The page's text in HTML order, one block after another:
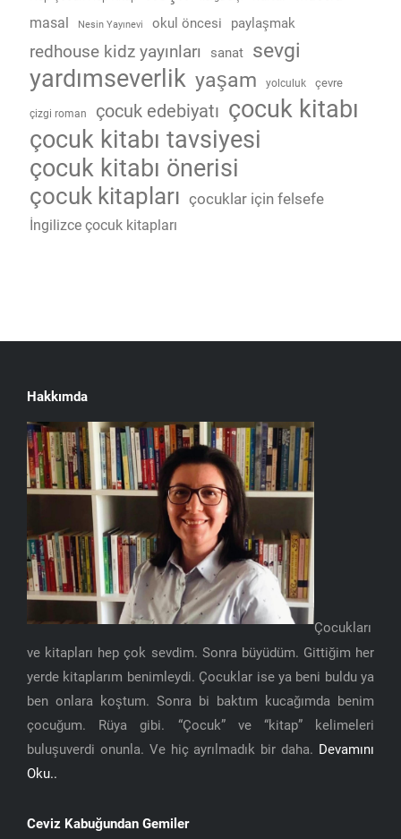
masal
Nesin Yayınevi okul öncesi paylaşmak
redhouse kidz yayınları sanat sevgi
yardımseverlik yaşam yolculuk çevre
çizgi roman çocuk edebiyatı çocuk kitabı
çocuk kitabı tavsiyesi
çocuk kitabı önerisi
çocuk kitapları çocuklar için felsefe
İngilizce çocuk kitapları
Hakkımda
Çocukları
ve kitapları hep çok sevdim. Sonra büyüdüm. Gittiğim her
yerde kitaplarım benimleydi. Çocuklar ise ya beni buldu ya
ben onlara koştum. Sonra bi baktım kucağımda benim
çocuğum. Rüya gibi. “Çocuk” ve “kitap” kelimeleri
buluşuverdi onunla. Ve hiç ayrılmadık bir daha. Devamını
Oku..
Ceviz Kabuğundan Gemiler